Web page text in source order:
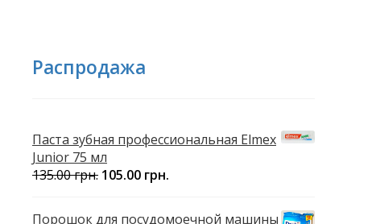
Распродажа
Паста зубная профессиональная Elmex
Junior 75 мл
135.00грн. 105.00 грн.
Порошок для посудомоечной машины